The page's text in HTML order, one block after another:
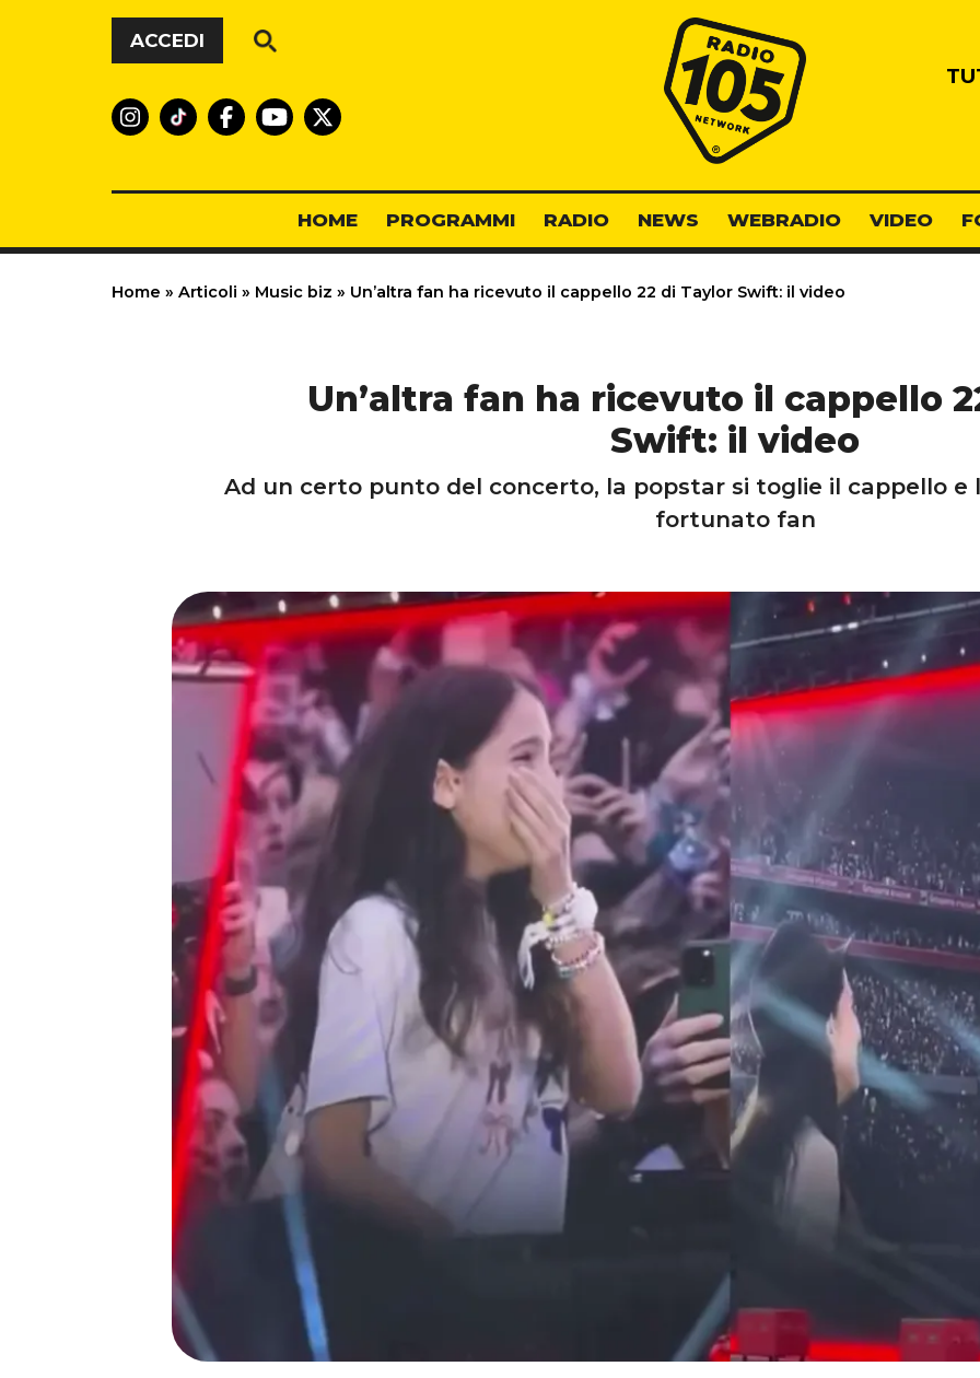
Vai al contenuto
ACCEDI
Radio 105
HOME PROGRAMMI RADIO NEWS WEBRADIO VIDEO
Home » Articoli » Music biz » Un’altra fan ha ricevuto il cappello 22 di Taylor Swift: il video
Un’altra fan ha ricevuto il cappello
Swift: il video
Ad un certo punto del concerto, la popstar si toglie il cappello
fortunato fan